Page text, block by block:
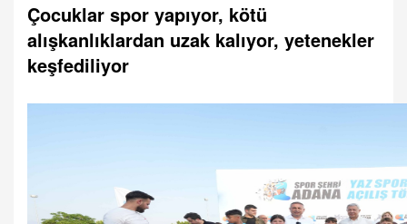
Çocuklar spor yapıyor, kötü
alışkanlıklardan uzak kalıyor, yetenekler
keşfediliyor